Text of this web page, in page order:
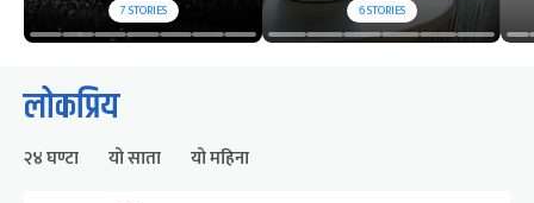
7STORIES 6STORIES
लोकप्रिय
२४ घण्टा यो साता यो महिना